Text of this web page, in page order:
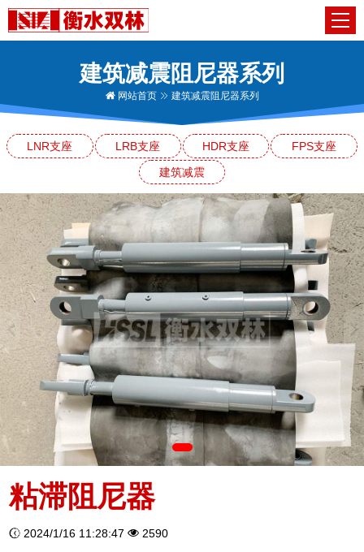
建筑减震阻尼器系列
网站首页 建筑减震阻尼器系列
LNR支座 LRB支座 HDR支座
FPS支座
建筑减震
粘滞阻尼器
2024/1/16 11:28:47 2590